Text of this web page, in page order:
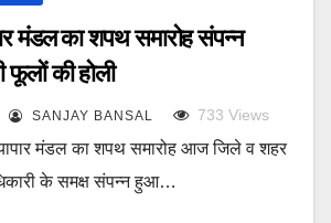
मंडल का शपथ समारोह संपन्न
फूलों की होली
SANJAY BANSAL 733 Views
व्यापार मंडल का शपथ समारोह आज जिले व शहर
के समक्ष संपन्न हुआ…